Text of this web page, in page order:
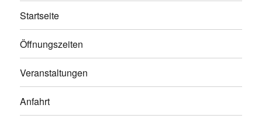
Startseite
Öffnungszeiten
Veranstaltungen
Anfahrt